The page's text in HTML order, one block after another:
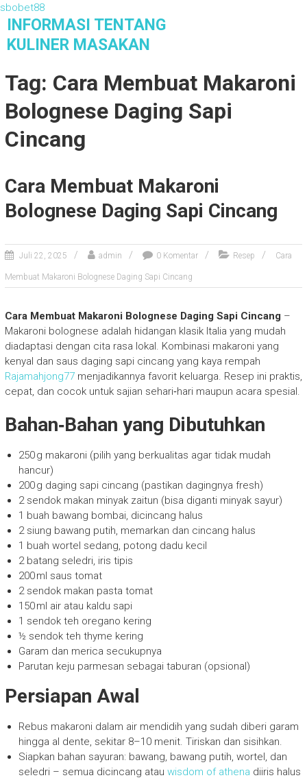
sbobet88
INFORMASI TENTANG
KULINER MASAKAN
Tag: Cara Membuat Makaroni
Bolognese Daging Sapi
Cincang
Cara Membuat Makaroni
Bolognese Daging Sapi Cincang
Juli 22, 2025 admin 0 Komentar Resep Cara
Membuat Makaroni Bolognese Daging Sapi Cincang
Cara Membuat Makaroni Bolognese Daging Sapi Cincang –
Makaroni bolognese adalah hidangan klasik Italia yang mudah
diadaptasi dengan cita rasa lokal. Kombinasi makaroni yang
kenyal dan saus daging sapi cincang yang kaya rempah
Rajamahjong77menjadikannya favorit keluarga. Resep ini praktis,
cepat, dan cocok untuk sajian sehari‑hari maupun acara spesial.
Bahan‑Bahan yang Dibutuhkan
250 g makaroni (pilih yang berkualitas agar tidak mudah
hancur)
200 g daging sapi cincang (pastikan dagingnya fresh)
2 sendok makan minyak zaitun (bisa diganti minyak sayur)
1 buah bawang bombai, dicincang halus
2 siung bawang putih, memarkan dan cincang halus
1 buah wortel sedang, potong dadu kecil
2 batang seledri, iris tipis
200 ml saus tomat
2 sendok makan pasta tomat
150 ml air atau kaldu sapi
1 sendok teh oregano kering
½ sendok teh thyme kering
Garam dan merica secukupnya
Parutan keju parmesan sebagai taburan (opsional)
Persiapan Awal
Rebus makaroni dalam air mendidih yang sudah diberi garam
hingga al dente, sekitar 8–10 menit. Tiriskan dan sisihkan.
Siapkan bahan sayuran: bawang, bawang putih, wortel, dan
seledri – semua dicincang atau wisdom of athena diiris halus